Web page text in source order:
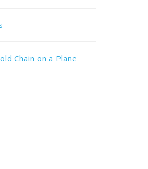
Chain on a Plane